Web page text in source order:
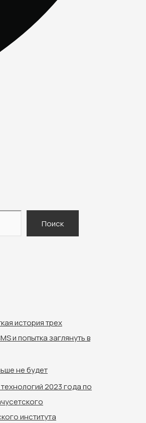
Поиск
история трех
и попытка заглянуть в
не будет
2023 года по
института